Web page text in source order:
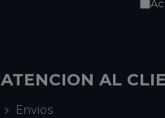
ATENCION AL
Envios